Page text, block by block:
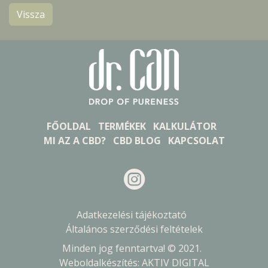
Vissza
FŐOLDAL TERMÉKEK KALKULÁTOR
MI AZ A CBD?
CBD BLOG KAPCSOLAT
Adatkezelési tájékoztató
Általános szerződési feltételek
Minden jog fenntartva! © 2021.
Weboldalkészítés: AKTIV DIGITAL